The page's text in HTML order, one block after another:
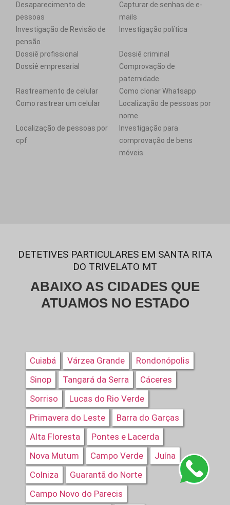
Desaparecimento de
pessoas
Capturar de senhas de e-
mails
Investigação de Revisão de
pensão
Investigação política
Dossiê profissional
Dossiê criminal
Dossiê empresarial
Comprovação de
paternidade
Rastreamento de celular
Como clonar Whatsapp
Como rastrear um celular
Localização de pessoas por
nome
Localização de pessoas por
cpf
Investigação para
comprovação de bens
móveis
DETETIVES PARTICULARES EM SANTA RITA
DO TRIVELATO MT
ABAIXO AS CIDADES QUE
ATUAMOS NO ESTADO
Cuiabá Várzea Grande
Rondonópolis
Sinop
Tangará da Serra
Cáceres
Sorriso
Lucas do Rio Verde
Primavera do Leste
Barra do Garças
Alta Floresta
Pontes e Lacerda
Nova Mutum
Campo Verde
Juína
Colniza
Guarantã do Norte
Campo Novo do Parecis